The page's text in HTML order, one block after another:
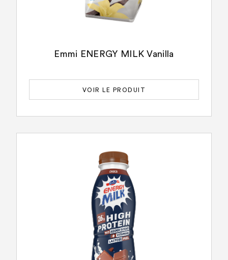
Emmi ENERGY MILK Vanilla
VOIR LE PRODUIT